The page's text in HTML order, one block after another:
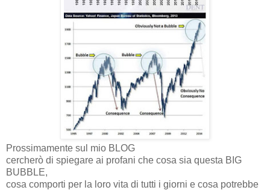
Prossimamente sul mio BLOG
cercherò di spiegare ai profani che cosa sia questa BIG
BUBBLE,
cosa comporti per la loro vita di tutti i giorni e cosa potrebbe